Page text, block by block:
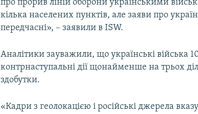
про прорив ліній оборони українськими
кілька населених пунктів, але заяви про
передчасні», – заявили в ISW.
Аналітики зауважили, що українські війська
контрнаступальні дії щонайменше на трьох
здобутки.
«Кадри з геолокацією і російські джерела